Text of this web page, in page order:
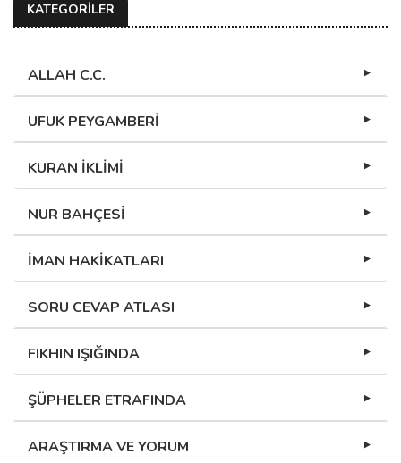
KATEGORİLER
ALLAH C.C.
UFUK PEYGAMBERİ
KURAN İKLİMİ
NUR BAHÇESİ
İMAN HAKİKATLARI
SORU CEVAP ATLASI
FIKHIN IŞIĞINDA
ŞÜPHELER ETRAFINDA
ARAŞTIRMA VE YORUM